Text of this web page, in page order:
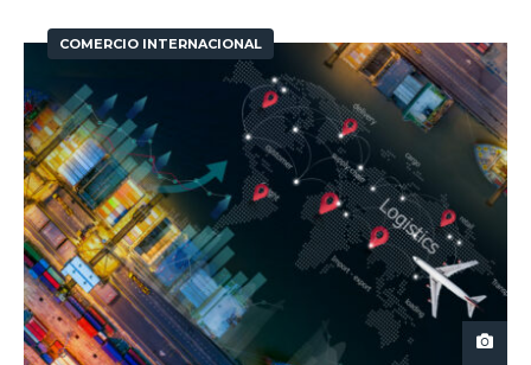
COMERCIO INTERNACIONAL